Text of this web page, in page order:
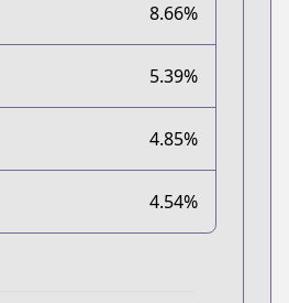
8.66%
5.39%
4.85%
4.54%